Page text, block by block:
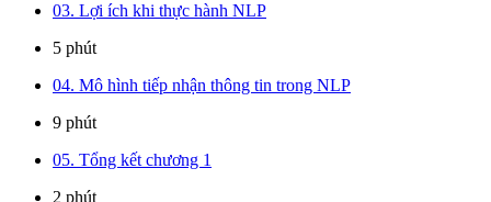
03. Lợi ích khi thực hành NLP
5 phút
04. Mô hình tiếp nhận thông tin trong NLP
9 phút
05. Tổng kết chương 1
2 phút